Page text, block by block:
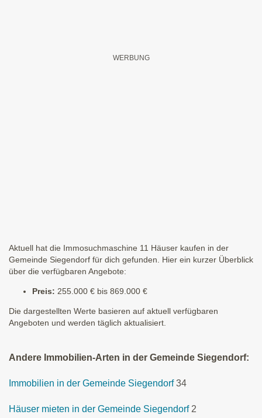
Aktuell hat die Immosuchmaschine 11 Häuser kaufen in der
Gemeinde Siegendorf für dich gefunden. Hier ein kurzer Überblick
über die verfügbaren Angebote:
Preis: 255.000 € bis 869.000 €
Die dargestellten Werte basieren auf aktuell verfügbaren
Angeboten und werden täglich aktualisiert.
Andere Immobilien-Arten in der Gemeinde Siegendorf:
Immobilien in der Gemeinde Siegendorf 34
Häuser mieten in der Gemeinde Siegendorf 2